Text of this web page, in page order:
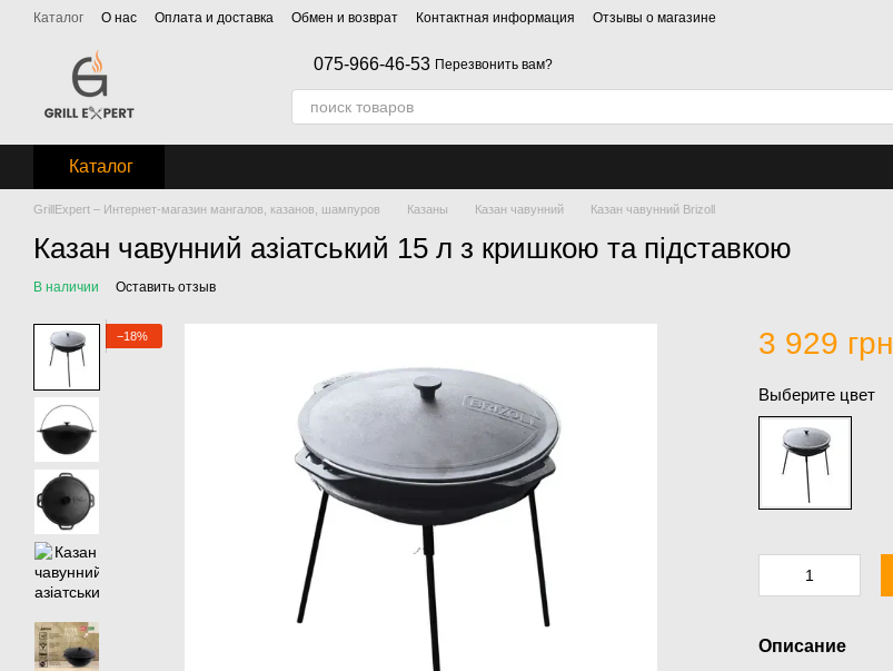
Перейти к основному контенту
Каталог О нас Оплата и доставка Обмен и возврат Контактная информация Отзывы о магазине
075-966-46-53 Перезвонить вам?
Каталог
GrillExpert – Интернет-магазин мангалов, казанов, шампуров Казаны Казан чавунний Казан чавунний Brizoll
Казан чавунний азіатський 15 л з кришкою та підставкою
В наличии Оставить отзыв
−18% 3 929 грн
Выберите цвет
Описание